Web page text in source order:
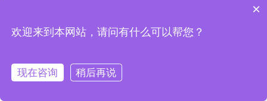
×
欢迎来到本网站，请问有什么可以帮您？
现在咨询 稍后再说